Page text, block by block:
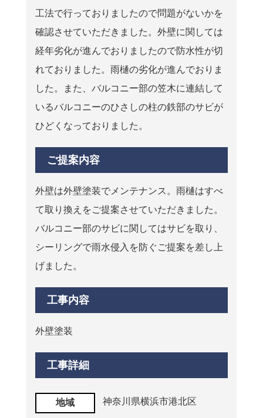
工法で行っておりましたので問題がないかを
確認させていただきました。外壁に関しては
経年劣化が進んでおりましたので防水性が切
れておりました。雨樋の劣化が進んでおりま
した。また、バルコニー部の笠木に連結して
いるバルコニーのひさしの柱の鉄部のサビが
ひどくなっておりました。
ご提案内容
外壁は外壁塗装でメンテナンス。雨樋はすべ
て取り換えをご提案させていただきました。
バルコニー部のサビに関してはサビを取り、
シーリングで雨水侵入を防ぐご提案を差し上
げました。
工事内容
外壁塗装
工事詳細
地域 神奈川県横浜市港北区